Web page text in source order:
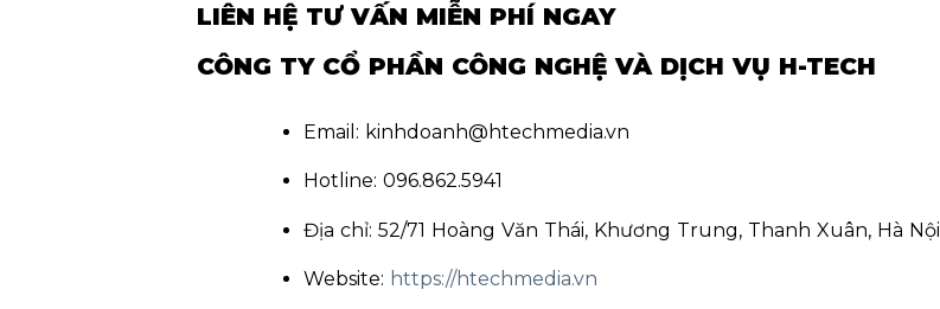
LIÊN HỆ TƯ VẤN MIỄN PHÍ NGAY
CÔNG TY CỔ PHẦN CÔNG NGHỆ VÀ DỊCH VỤ H-TECH
Email: kinhdoanh@htechmedia.vn
Hotline: 096.862.5941
Địa chỉ: 52/71 Hoàng Văn Thái, Khương Trung, Thanh Xuân, Hà Nội
Website: https://htechmedia.vn